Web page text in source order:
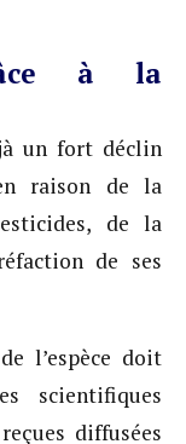
à la
un fort déclin
raison de la
de la
de ses
l’espèce doit
scientifiques
diffusées